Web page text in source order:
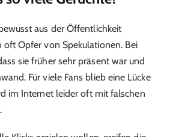
aus der Öffentlichkeit
oft Opfer von Spekulationen. Bei
sie früher sehr präsent war und
Für viele Fans blieb eine Lücke
im Internet leider oft mit falschen